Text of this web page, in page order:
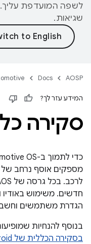
לשפה המועדפת עליך.
שגיאות.
AOSP
Docs
המידע עזר לך?
סקירה
מספקים אוסף נרחב של
חדשים. משימוש
הגדרת משתמשים
בנוסף להנחיות
בסקירה הכללית של Android לרכבים